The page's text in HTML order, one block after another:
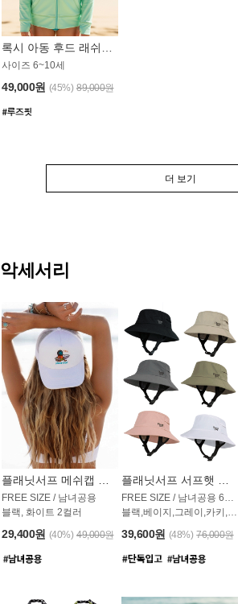
록시 아동 후드 래쉬가드 GT764MRX
사이즈 6~10세
49,000원 (45%) 89,000원
더 보기
악세서리
FREE SIZE / 남녀공용
블랙, 화이트 2컬러
29,400원 (40%) 49,000원
블랙,베이지,그레이,카키,핑크,화이트
39,600원 (48%) 76,000원